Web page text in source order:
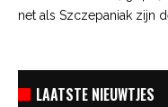
net als Szczepaniak zijn
LAATSTE NIEUWTJES